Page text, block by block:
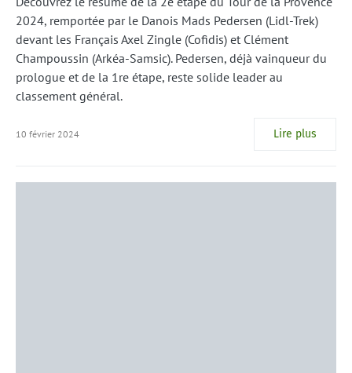
2024, remportée par le Danois Mads Pedersen (Lidl-Trek)
devant les Français Axel Zingle (Cofidis) et Clément
Champoussin (Arkéa-Samsic). Pedersen, déjà vainqueur du
prologue et de la 1re étape, reste solide leader au
classement général.
10 février 2024 Lire plus